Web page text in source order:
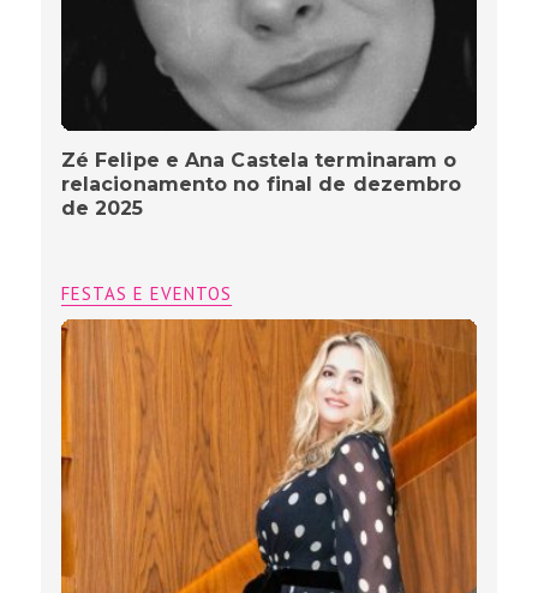
Zé Felipe e Ana Castela terminaram o
relacionamento no final de dezembro
de 2025
FESTAS E EVENTOS